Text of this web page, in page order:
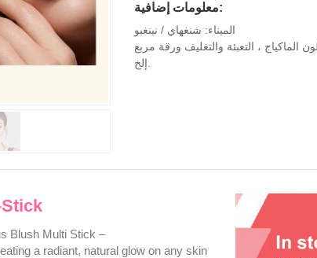
معلومات إضافية:
الميناء: شنغهاي / نينغبو
الماكياج ، التعبئة والتغليف ورقة مربع
Blush Multi Stick –
a radiant, natural glow on any skin